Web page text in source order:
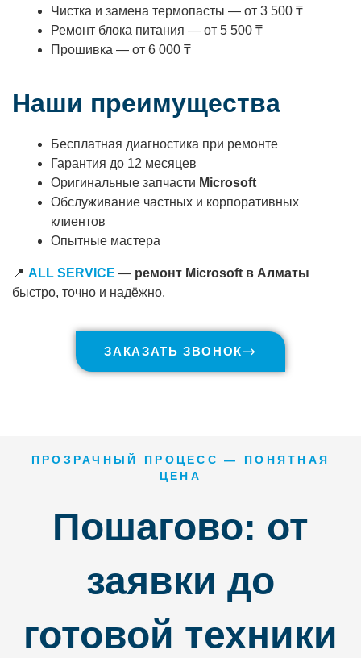
Чистка и замена термопасты — от 3 500 ₸
Ремонт блока питания — от 5 500 ₸
Прошивка — от 6 000 ₸
Наши преимущества
Бесплатная диагностика при ремонте
Гарантия до 12 месяцев
Оригинальные запчасти Microsoft
Обслуживание частных и корпоративных
клиентов
Опытные мастера
📍 ALL SERVICE — ремонт Microsoft в Алматы
быстро, точно и надёжно.
ЗАКАЗАТЬ ЗВОНОК
ПРОЗРАЧНЫЙ ПРОЦЕСС — ПОНЯТНАЯ
ЦЕНА
Пошагово: от
заявки до
готовой техники